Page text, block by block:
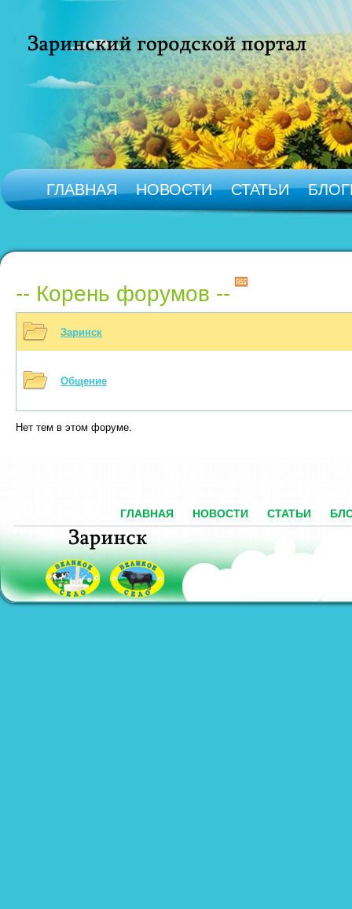
ГЛАВНАЯ НОВОСТИ СТАТЬИ
-- Корень форумов --
Заринск
Общение
Нет тем в этом форуме.
ГЛАВНАЯ НОВОСТИ СТАТЬИ